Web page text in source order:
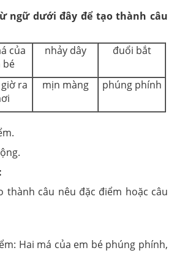
ngữ dưới đây để tạo thành câu
của
bé
nhảy dây đuổi bắt
ra
mịn màng phúng phính
thành câu nêu đặc điểm hoặc câu
Hai má của em bé phúng phính,